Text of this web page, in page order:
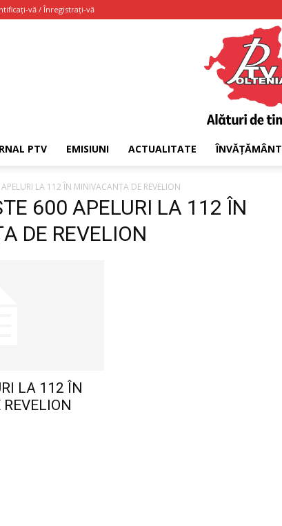
vă / Înregistrați-vă
PTV EMISIUNI ACTUALITATE ÎNVĂȚĂMÂNT
APELURI LA 112 ÎN MINIVACANŢA DE REVELION
600 APELURI LA 112 ÎN
DE REVELION
LA 112 ÎN